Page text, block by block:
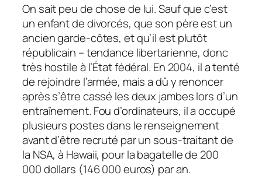
On sait peu de chose de lui. Sauf que c’est
un enfant de divorcés, que son père est un
ancien garde-côtes, et qu’il est plutôt
républicain – tendance libertarienne, donc
très hostile à l’État fédéral. En 2004, il a tenté
de rejoindre l’armée, mais a dû y renoncer
après s’être cassé les deux jambes lors d’un
entraînement. Fou d’ordinateurs, il a occupé
plusieurs postes dans le renseignement
avant d’être recruté par un sous-traitant de
la NSA, à Hawaii, pour la bagatelle de 200
000 dollars (146 000 euros) par an.